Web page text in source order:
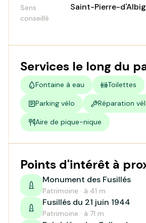
Sens
conseillé
Saint-Pierre-
Services le long du
Fontaine à eau Toilettes
Parking vélo Réparation
Aire de pique-nique
Points d'intérêt à
Monument des Fusillés
Patrimoine · à 41 m
Fusillés du 21 juin 1944
Patrimoine · à 71 m